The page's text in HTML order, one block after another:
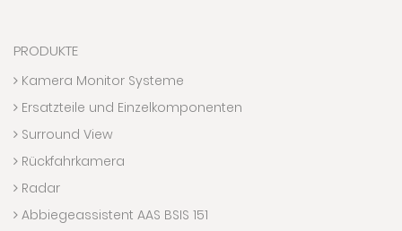
PRODUKTE
Kamera Monitor Systeme
Ersatzteile und Einzelkomponenten
Surround View
Rückfahrkamera
Radar
Abbiegeassistent AAS BSIS 151